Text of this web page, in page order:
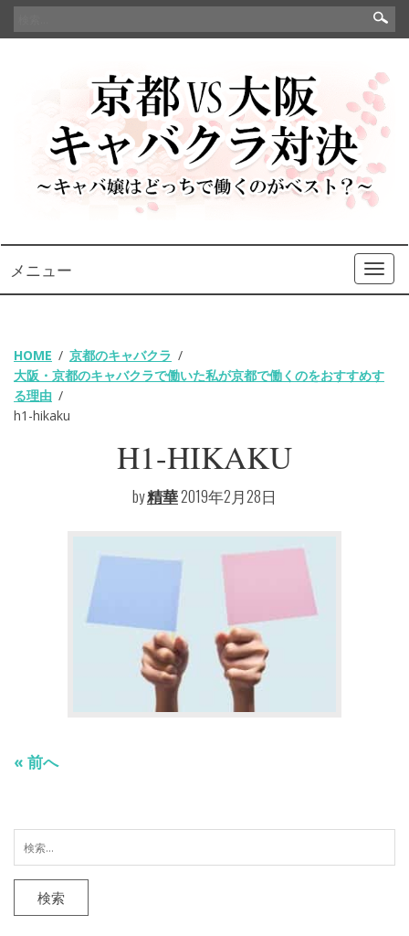
索:
メニュー
HOME
京都のキャバクラ
大阪・京都のキャバクラで働いた私が京都で働くのをおすすめす
る理由
h1-hikaku
H1-HIKAKU
by精華2019年2月28日
« 前へ
索: